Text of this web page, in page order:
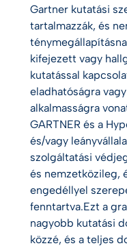
Gartner kutatási
tartalmazzák, és
kifejezett vagy
kutatással
eladhatóságra
alkalmasságra
GARTNER és a
és/vagy
szolgáltatási
és nemzetközileg,
engedéllyel
fenntartva.Ezt a
nagyobb kutatási
közzé, és a teljes